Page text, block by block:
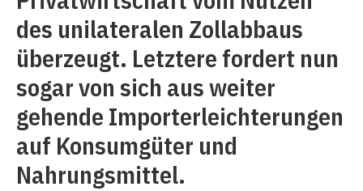
des unilateralen Zollabbaus
überzeugt. Letztere fordert nun
sogar von sich aus weiter
gehende Importerleichterungen
auf Konsumgüter und
Nahrungsmittel.